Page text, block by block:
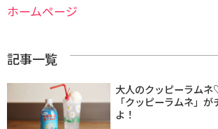
ホームページ
記事一覧
大人のクッピーラム
「クッピーラムネ」
よ！